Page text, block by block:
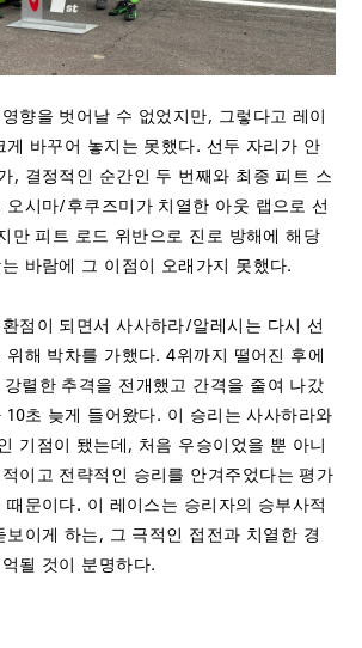
향을 벗어날 수 없었지만, 그렇다고 레이
게 바꾸어 놓지는 못했다. 선두 자리가 안
, 결정적인 순간인 두 번째와 최종 피트 스
오시마/후쿠즈미가 치열한 아웃 랩으로 선
만 피트 로드 위반으로 진로 방해에 해당
바람에 그 이점이 오래가지 못했다.
점이 되면서 사사하라/알레시는 다시 선
위해 박차를 가했다. 4위까지 떨어진 후에
렬한 추격을 전개했고 간격을 줄여 나갔
10초 늦게 들어왔다. 이 승리는 사사하라와
기점이 됐는데, 처음 우승이었을 뿐 아니
이고 전략적인 승리를 안겨주었다는 평가
문이다. 이 레이스는 승리자의 승부사적
보이게 하는, 그 극적인 접전과 치열한 경
될 것이 분명하다.